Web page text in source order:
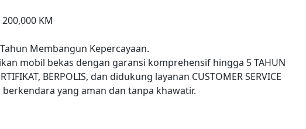
200,000 KM
Membangun Kepercayaan.
mobil bekas dengan garansi komprehensif hingga 5 TAHUN
BERPOLIS, dan didukung layanan CUSTOMER SERVICE
berkendara yang aman dan tanpa khawatir.